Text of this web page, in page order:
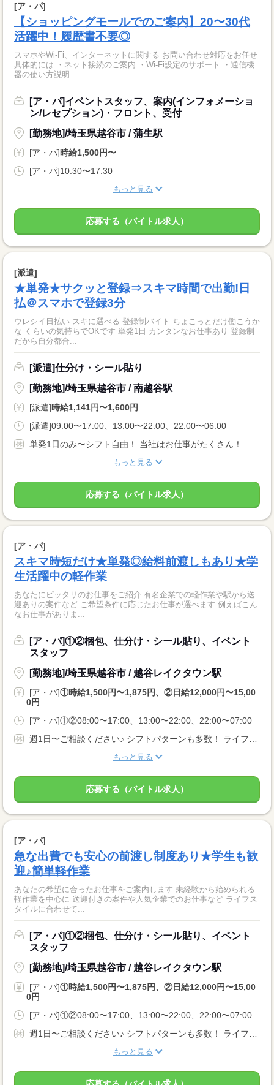
[ア・パ]
【ショッピングモールでのご案内】20〜30代
活躍中！履歴書不要◎
スマホやWi-Fi、インターネットに関する お問い合わせ対応をお任せ
具体的には ・ネット接続のご案内 ・Wi-Fi設定のサポート ・通信機
器の使い方説明 ...
[ア・パ]イベントスタッフ、案内(インフォメーショ
ン/レセプション)・フロント、受付
[勤務地]/埼玉県越谷市 / 蒲生駅
[ア・パ]時給1,500円〜
[ア・パ]10:30〜17:30
もっと見る
応募する（バイトル求人）
[派遣]
★単発★サクッと登録⇒スキマ時間で出勤!日
払＠スマホで登録3分
ウレシイ日払い スキに選べる 登録制バイト ちょこっとだけ働こうか
な くらいの気持ちでOKです 単発1日 カンタンなお仕事あり 登録制
だから自分都合...
[派遣]仕分け・シール貼り
[勤務地]/埼玉県越谷市 / 南越谷駅
[派遣]時給1,141円〜1,600円
[派遣]09:00〜17:00、13:00〜22:00、22:00〜06:00
もっと見る
応募する（バイトル求人）
[ア・パ]
スキマ時短だけ★単発◎給料前渡しもあり★学
生活躍中の軽作業
あなたにピッタリのお仕事をご紹介 有名企業での軽作業や駅から送
迎ありの案件など ご希望条件に応じたお仕事が選べます 例えばこん
なお仕事がありま...
[ア・パ]①②梱包、仕分け・シール貼り、イベント
スタッフ
[勤務地]/埼玉県越谷市 / 越谷レイクタウン駅
[ア・パ]①時給1,500円〜1,875円、②日給12,000円〜15,00
0円
[ア・パ]①②08:00〜17:00、13:00〜22:00、22:00〜07:00
もっと見る
応募する（バイトル求人）
[ア・パ]
急な出費でも安心の前渡し制度あり★学生も歓
迎♪簡単軽作業
あなたの希望に合ったお仕事をご案内します 未経験から始められる
軽作業を中心に 送迎付きの案件や人気企業でのお仕事など ライフス
タイルに合わせて...
[ア・パ]①②梱包、仕分け・シール貼り、イベント
スタッフ
[勤務地]/埼玉県越谷市 / 越谷レイクタウン駅
[ア・パ]①時給1,500円〜1,875円、②日給12,000円〜15,00
0円
[ア・パ]①②08:00〜17:00、13:00〜22:00、22:00〜07:00
もっと見る